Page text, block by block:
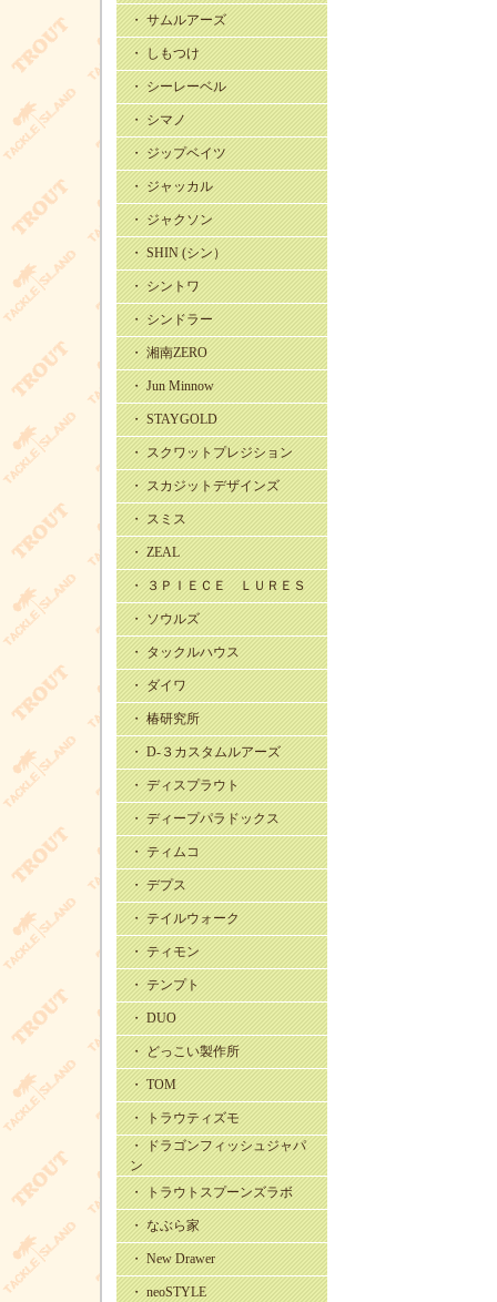
・ サムルアーズ
・ しもつけ
・ シーレーベル
・ シマノ
・ ジップベイツ
・ ジャッカル
・ ジャクソン
・ SHIN (シン）
・ シントワ
・ シンドラー
・ 湘南ZERO
・ Jun Minnow
・ STAYGOLD
・ スクワットプレジション
・ スカジットデザインズ
・ スミス
・ ZEAL
・ ３ＰＩＥＣＥ ＬＵＲＥＳ
・ ソウルズ
・ タックルハウス
・ ダイワ
・ 椿研究所
・ D-３カスタムルアーズ
・ ディスプラウト
・ ディープパラドックス
・ ティムコ
・ デプス
・ テイルウォーク
・ ティモン
・ テンプト
・ DUO
・ どっこい製作所
・ TOM
・ トラウティズモ
・ ドラゴンフィッシュジャパ
ン
・ トラウトスプーンズラボ
・ なぶら家
・ New Drawer
・ neoSTYLE